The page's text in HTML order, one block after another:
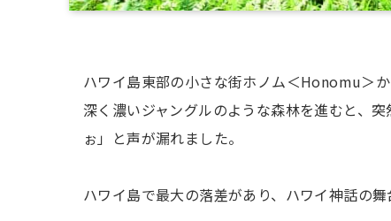
ハワイ島東部の小さな街ホノム＜Honomu＞か
深く濃いジャングルのような森林を進むと、
ぉ」と声が漏れました。
ハワイ島で最大の落差があり、ハワイ神話の